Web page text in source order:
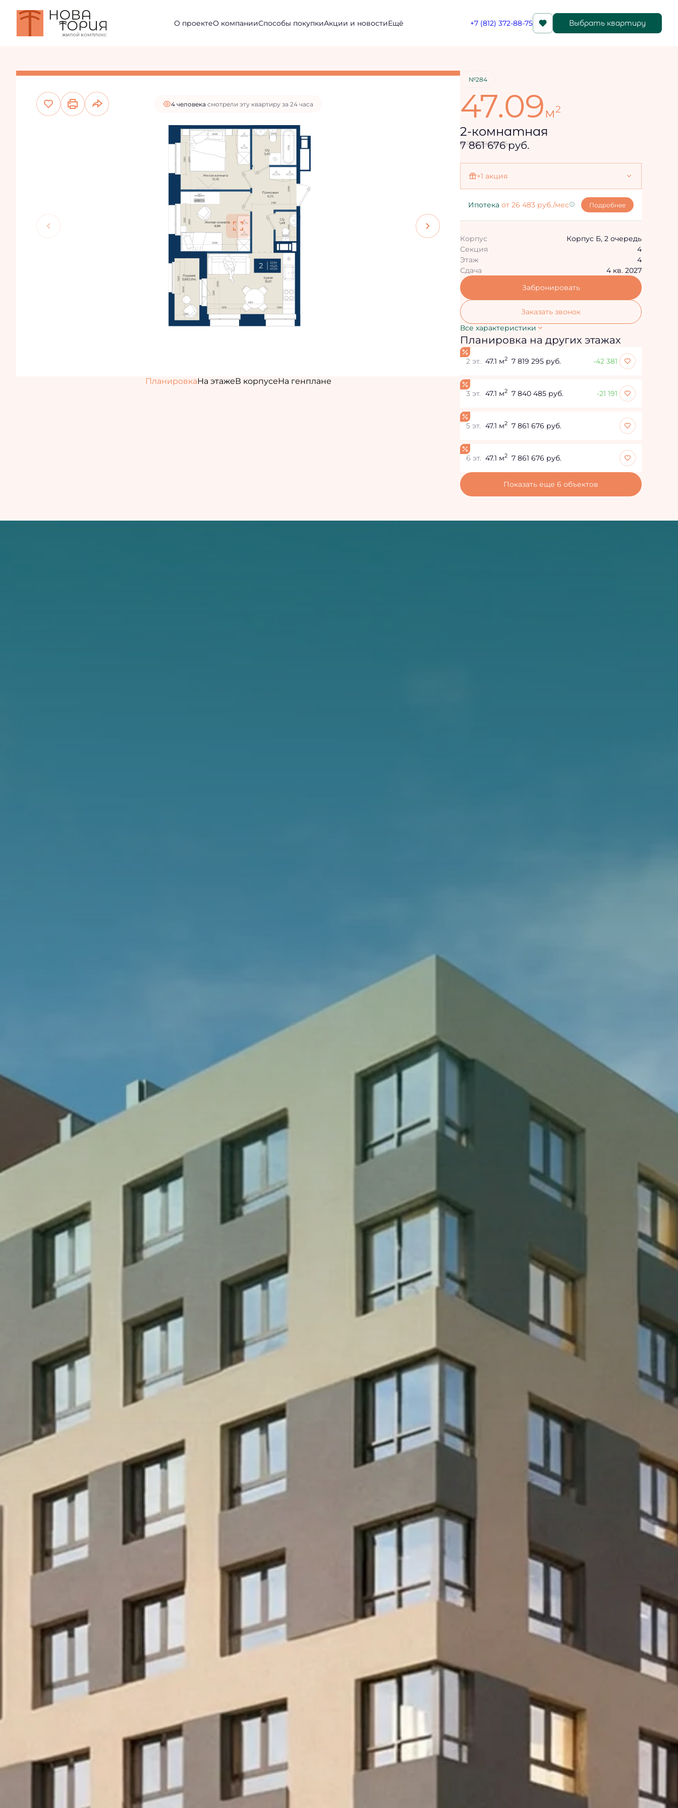
О проектеО компанииСпособы покупки Ещё +7 (812) 372-88-75 Выбрать квартиру
2-комнатная 8 735 195 руб.
7 861 676 руб. Забронировать
Цена при 100% оплате и ипотеке с базовыми условиями
4 человекa смотрели эту квартиру за 24 часа
ПланировкаНа этажеВ корпусеНа генплане
№284
47.09м2
2-комнатная
8 735 195 руб.
7 861 676 руб.
+1 акция
Ипотека от 26 483 руб./мес Подробнее
Корпус
Корпус Б, 2 очередь
Секция
4
Этаж
4
Сдача
4 кв. 2027
Забронировать
Заказать звонок
Все характеристики
Планировка на других этажах
2 эт. 47.1 м2 7 819 295 руб. -42 381
3 эт. 47.1 м2 7 840 485 руб. -21 191
5 эт. 47.1 м2 7 861 676 руб.
6 эт. 47.1 м2 7 861 676 руб.
Показать еще 6 объектов